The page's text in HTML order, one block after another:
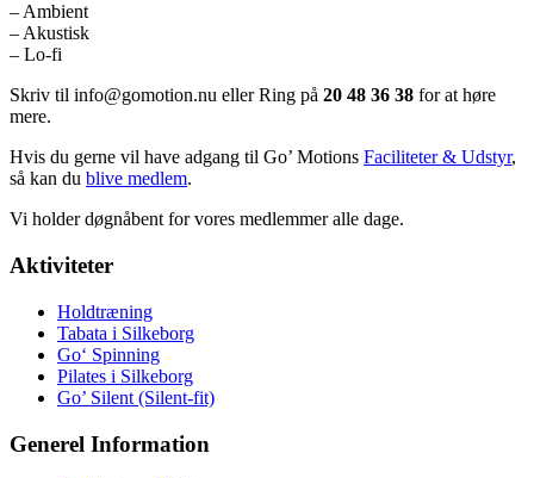
– Ambient
– Akustisk
– Lo-fi
Skriv til info@gomotion.nu eller Ring på 20 48 36 38 for at høre
mere.
Hvis du gerne vil have adgang til Go’ Motions Faciliteter & Udstyr,
så kan du blive medlem.
Vi holder døgnåbent for vores medlemmer alle dage.
Aktiviteter
Holdtræning
Tabata i Silkeborg
Go‘ Spinning
Pilates i Silkeborg
Go’ Silent (Silent-fit)
Generel Information